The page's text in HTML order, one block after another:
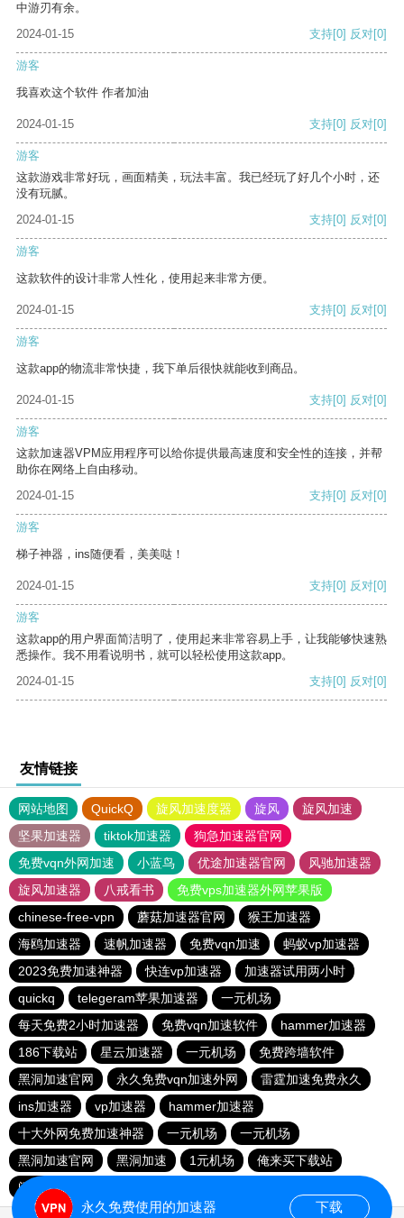
中游刃有余。
2024-01-15
支持[0] 反对[0]
游客
我喜欢这个软件 作者加油
2024-01-15 支持[0] 反对[0]
游客
这款游戏非常好玩，画面精美，玩法丰富。我已经玩了好几个小时，还
没有玩腻。
2024-01-15
支持[0] 反对[0]
游客
这款软件的设计非常人性化，使用起来非常方便。
2024-01-15 支持[0] 反对[0]
游客
这款app的物流非常快捷，我下单后很快就能收到商品。
2024-01-15 支持[0] 反对[0]
游客
这款加速器VPM应用程序可以给你提供最高速度和安全性的连接，并帮
助你在网络上自由移动。
2024-01-15
支持[0] 反对[0]
游客
梯子神器，ins随便看，美美哒！
2024-01-15 支持[0] 反对[0]
游客
这款app的用户界面简洁明了，使用起来非常容易上手，让我能够快速熟
悉操作。我不用看说明书，就可以轻松使用这款app。
2024-01-15
支持[0] 反对[0]
友情链接
网站地图 QuickQ 旋风加速度器 旋风
旋风加速
坚果加速器
tiktok加速器
狗急加速器官网
免费vqn外网加速
小蓝鸟 优途加速器官网
风驰加速器
旋风加速器
八戒看书
免费vps加速器外网苹果版
chinese-free-vpn
蘑菇加速器官网
猴王加速器
海鸥加速器
速帆加速器 免费vqn加速
蚂蚁vp加速器
2023免费加速神器
快连vp加速器
加速器试用两小时
quickq
telegeram苹果加速器
一元机场
每天免费2小时加速器
免费vqn加速软件
hammer加速器
186下载站
星云加速器 一元机场
免费跨墙软件
黑洞加速官网
永久免费vqn加速外网
雷霆加速免费永久
ins加速器
vp加速器
hammer加速器
十大外网免费加速神器
一元机场
一元机场
黑洞加速官网
黑洞加速 1元机场
俺来买下载站
闪电猫加速器
永久免费使用的加速器 下载